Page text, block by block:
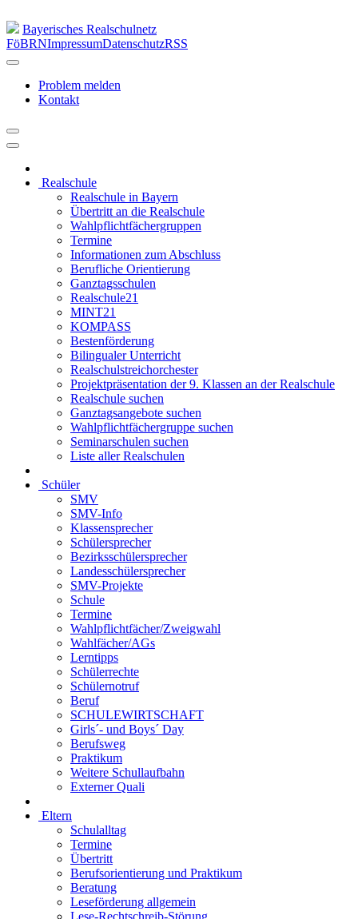
Bayerisches Realschulnetz
FöBRNImpressumDatenschutzRSS
Problem melden
Kontakt
Realschule
Realschule in Bayern
Übertritt an die Realschule
Wahlpflichtfächergruppen
Termine
Informationen zum Abschluss
Berufliche Orientierung
Ganztagsschulen
Realschule21
MINT21
KOMPASS
Bestenförderung
Bilingualer Unterricht
Realschulstreichorchester
Projektpräsentation der 9. Klassen an der Realschule
Realschule suchen
Ganztagsangebote suchen
Wahlpflichtfächergruppe suchen
Seminarschulen suchen
Liste aller Realschulen
Schüler
SMV
SMV-Info
Klassensprecher
Schülersprecher
Bezirksschülersprecher
Landesschülersprecher
SMV-Projekte
Schule
Termine
Wahlpflichtfächer/Zweigwahl
Wahlfächer/AGs
Lerntipps
Schülerrechte
Schülernotruf
Beruf
SCHULEWIRTSCHAFT
Girls´- und Boys´ Day
Berufsweg
Praktikum
Weitere Schullaufbahn
Externer Quali
Eltern
Schulalltag
Termine
Übertritt
Berufsorientierung und Praktikum
Beratung
Leseförderung allgemein
Lese-Rechtschreib-Störung